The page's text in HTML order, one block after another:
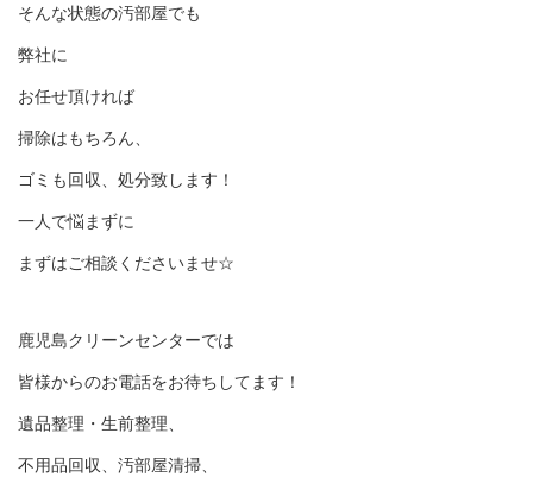
そんな状態の汚部屋でも
弊社に
お任せ頂ければ
掃除はもちろん、
ゴミも回収、処分致します！
一人で悩まずに
まずはご相談くださいませ☆
鹿児島クリーンセンターでは
皆様からのお電話をお待ちしてます！
遺品整理・生前整理、
不用品回収、汚部屋清掃、